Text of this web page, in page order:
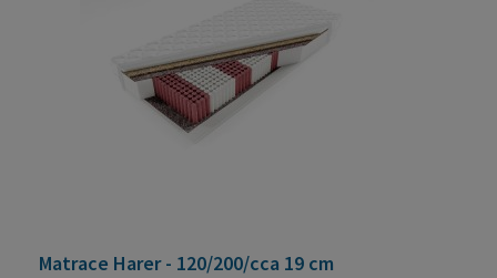
Matrace Harer - 120/200/cca 19 cm